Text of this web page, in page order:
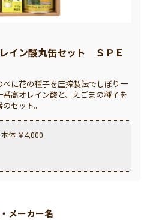
イン酸丸缶セット ＳＰＥ
に花の種子を圧搾製法でしぼり一
高オレイン酸と、えごまの種子を
セット。
体 ￥4,000
メーカー名